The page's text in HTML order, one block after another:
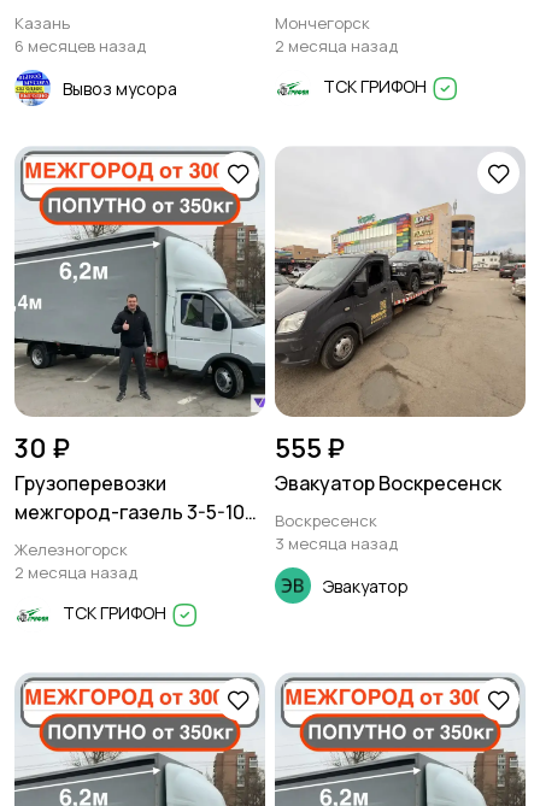
Высокая гора
Казань
6 месяцев назад
Вывоз мусора
тонн
Мончегорск
2 месяца назад
ТСК ГРИФОН
30 ₽
Грузоперевозки
межгород-газель 3-5-10
тонн
Железногорск
2 месяца назад
ТСК ГРИФОН
555 ₽
Эвакуатор Воскресенск
Воскресенск
3 месяца назад
Эвакуатор